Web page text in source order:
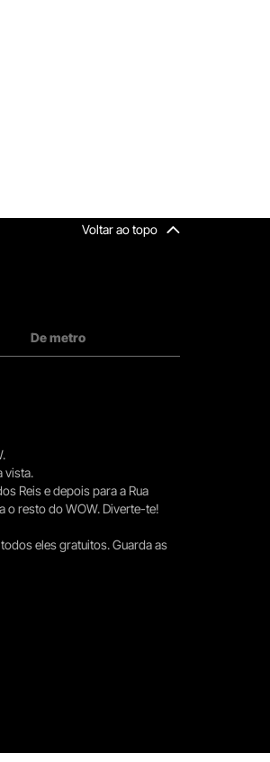
Voltar ao topo
De metro
vista.
Reis e depois para a Rua
o resto do WOW. Diverte-te!
eles gratuitos. Guarda as